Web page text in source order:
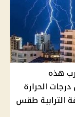
هذه
الحرارة
الترابية طقس